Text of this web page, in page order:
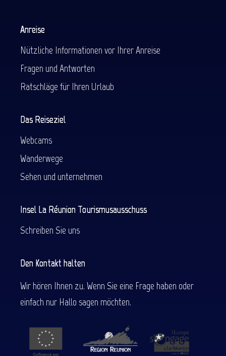
Anreise
Nützliche Informationen vor Ihrer Anreise
Fragen und Antworten
Ratschläge für Ihren Urlaub
Das Reiseziel
Webcams
Wanderwege
Sehen und unternehmen
Insel La Réunion Tourismusausschuss
Schreiben Sie uns
Den Kontakt halten
Wir hören Ihnen zu. Wenn Sie eine Frage haben oder
einfach nur Hallo sagen möchten.